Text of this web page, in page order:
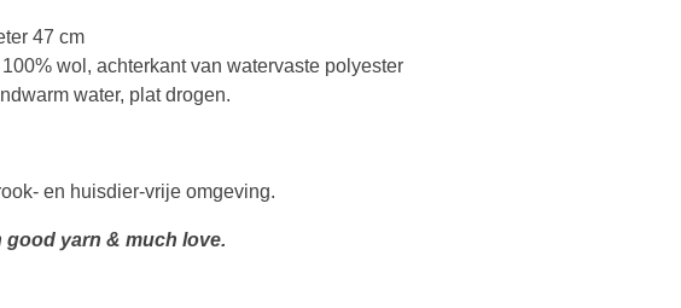
47 cm
wol, achterkant van watervaste polyester
water, plat drogen.
en huisdier-vrije omgeving.
good yarn & much love.